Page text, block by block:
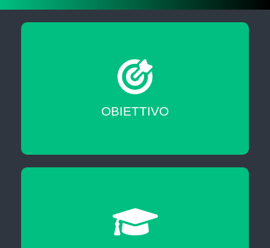
OBIETTIVO
Migliorare le tue skill professionali